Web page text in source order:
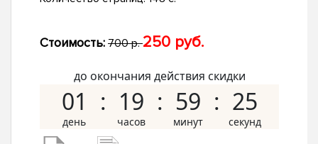
Стоимость: 700 р.250 руб.
до окончания действия скидки
01 19 59 24